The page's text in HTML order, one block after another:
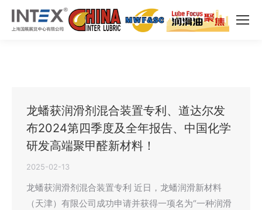
龙蟠获润滑剂混合装置专利、道达尔发
布2024第四季度及全年报告、中国化学
研发高端聚甲醛新材料！
2025-02-13
龙蟠获润滑剂混合装置专利 近日，龙蟠润滑新材料
（天津）有限公司成功申请并获得一项名为“一种润滑